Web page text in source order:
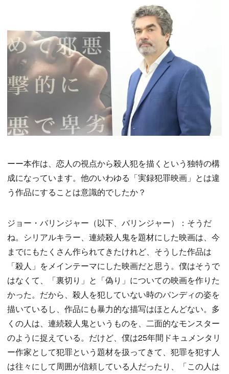
ーー本作は、恋人の視点から殺人犯を描くという独特の構
成になっています。他のいわゆる「実録犯罪映画」とは違
う作品にすることは意識的でしたか？
ジョー・バリンジャー（以下、バリンジャー）：そうだ
ね。シリアルキラー、連続殺人鬼を題材にした映画は、今
までにもたくさん作られてきたけれど、そうした作品は
「殺人」をメインテーマにした映画だと思う。僕はそうで
はなくて、「裏切り」と「偽り」についての映画を作りた
かった。だから、殺人を犯していない時のバンディの姿を
描いているし、作品にも暴力的な描写はほとんどない。多
くの人は、連続殺人鬼というものを、二面的なモンスター
のように捉えている。だけど、僕は25年間ドキュメンタリ
ー作家として犯罪という題材を扱ってきて、犯罪を犯す人
は往々にして周囲が信頼している人だったり、「この人は